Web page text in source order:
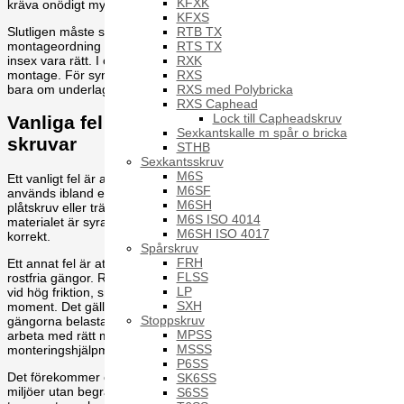
KFXS
RTB TX
RTS TX
RXK
RXS
RXS med Polybricka
RXS Caphead
Lock till Capheadskruv
Sexkantskalle m spår o bricka
STHB
Sexkantsskruv
M6S
M6SF
M6SH
M6S ISO 4014
M6SH ISO 4017
Spårskruv
FRH
FLSS
LP
SXH
Stoppskruv
MPSS
MSSS
P6SS
SK6SS
S6SS
kräva onödigt mycket efterbearbetning.
Slutligen måste standard och huvudtyp passa verktyg,
montageordning och åtkomlighet. I trånga serviceutrymmen kan
insex vara rätt. I öppna stålkonstruktioner kan sexkant ge snabbare
montage. För synliga ytor kan försänkt huvud vara nödvändigt, men
bara om underlaget är anpassat för det.
Vanliga fel vid användning av syrafasta
skruvar
Ett vanligt fel är att välja rätt material men fel geometri. Exempelvis
används ibland en maskinskruv där applikationen i praktiken kräver
plåtskruv eller träskruv. Resultatet blir då inte bättre bara för att
materialet är syrafast. Infästningsprincipen måste fortfarande vara
korrekt.
Ett annat fel är att underskatta risken för kärvning vid montering av
rostfria gängor. Rostfria och syrafasta material kan kärva, särskilt
vid hög friktion, snabb maskinmontering eller bristande kontroll av
moment. Det gäller särskilt små dimensioner och montage där
gängorna belastas hårt under installationen. Här behöver montören
arbeta med rätt metod, rätt verktyg och i vissa fall lämpligt
monteringshjälpmedel.
Det förekommer också att A4 väljs i tron att det klarar alla kemiska
miljöer utan begränsning. Så är det inte. Syror, rengöringsmedel,